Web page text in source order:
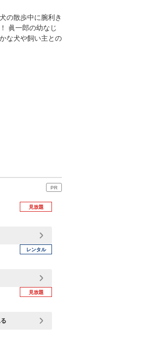
の散歩中に腕利き
眞一郎の幼なじ
な犬や飼い主との
PR
見放題
レンタル
見放題